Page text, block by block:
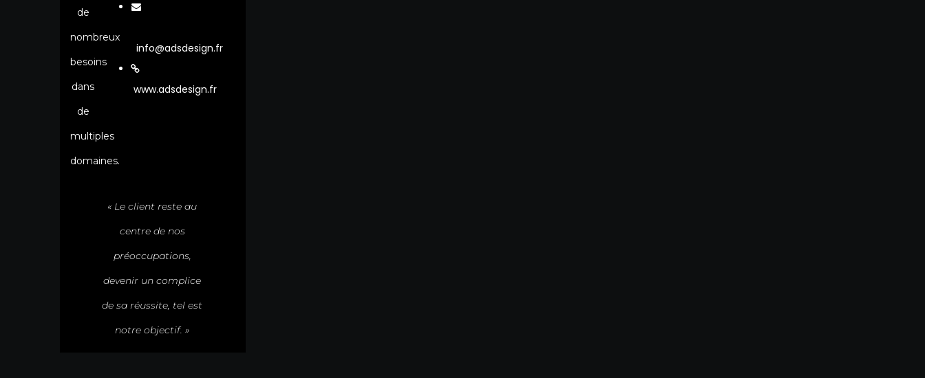
de
nombreux
besoins
dans
de
multiples
domaines.
info@adsdesign.fr
www.adsdesign.fr
« Le client reste au
centre de nos
préoccupations,
devenir un complice
de sa réussite, tel est
notre objectif. »